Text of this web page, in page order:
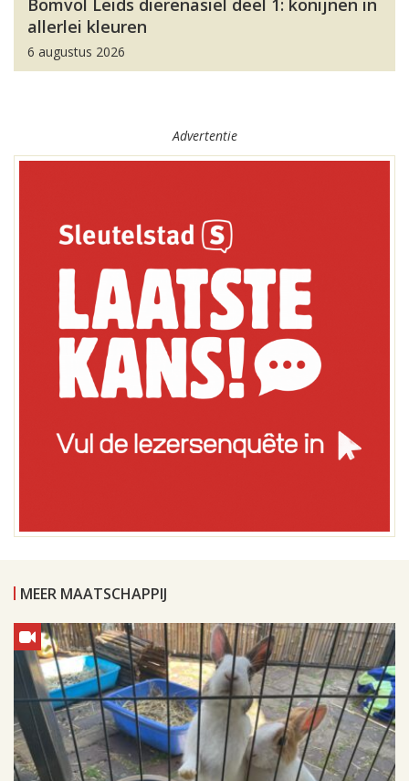
Bomvol Leids dierenasiel deel 1: konijnen in
allerlei kleuren
6 augustus 2026
Advertentie
MEER MAATSCHAPPIJ